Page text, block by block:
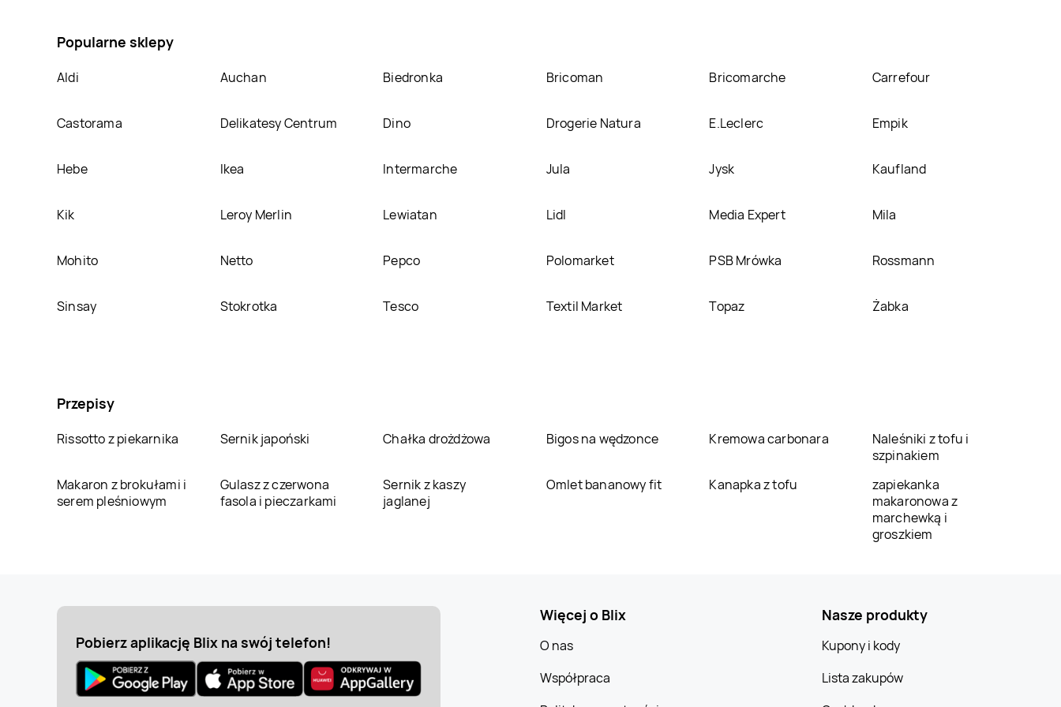
Popularne sklepy
Aldi Auchan Biedronka Bricoman Bricomarche Carrefour
Castorama Delikatesy Centrum Dino Drogerie Natura E.Leclerc Empik
Hebe Ikea Intermarche Jula Jysk Kaufland
Kik Leroy Merlin Lewiatan Lidl Media Expert Mila
Mohito Netto Pepco Polomarket PSB Mrówka Rossmann
Sinsay Stokrotka Tesco Textil Market Topaz Żabka
Przepisy
Rissotto z piekarnika Sernik japoński Chałka drożdżowa Bigos na wędzonce Kremowa carbonara
Naleśniki z tofu i
szpinakiem
Makaron z brokułami i
serem pleśniowym
Gulasz z czerwona
fasola i pieczarkami
Sernik z kaszy
jaglanej
Omlet bananowy fit Kanapka z tofu
zapiekanka
makaronowa z
marchewką i
groszkiem
Pobierz aplikację Blix na swój telefon!
Więcej o Blix
O nas
Współpraca
Nasze produkty
Kupony i kody
Lista zakupów